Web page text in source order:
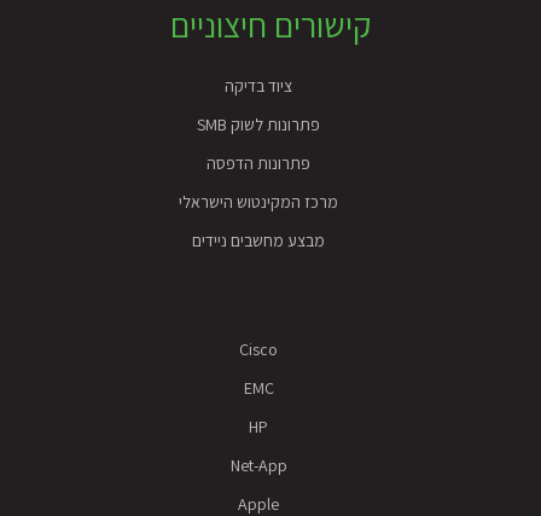
קישורים חיצוניים
ציוד בדיקה
פתרונות לשוק SMB
פתרונות הדפסה
מרכז המקינטוש הישראלי
מבצע מחשבים ניידים
Cisco
EMC
HP
Net-App
Apple